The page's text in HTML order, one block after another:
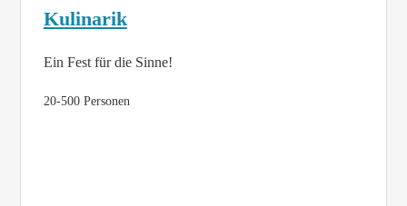
Kulinarik
Ein Fest für die Sinne!
20-500 Personen